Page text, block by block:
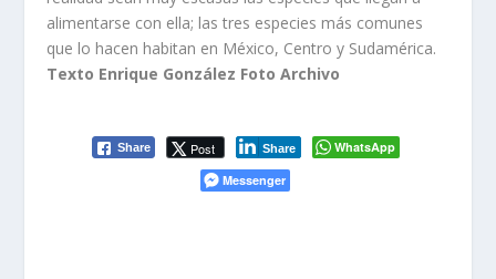
alimentarse con ella; las tres especies más comunes
que lo hacen habitan en México, Centro y Sudamérica.
Texto Enrique González Foto Archivo
Share Post Share
WhatsApp
Messenger